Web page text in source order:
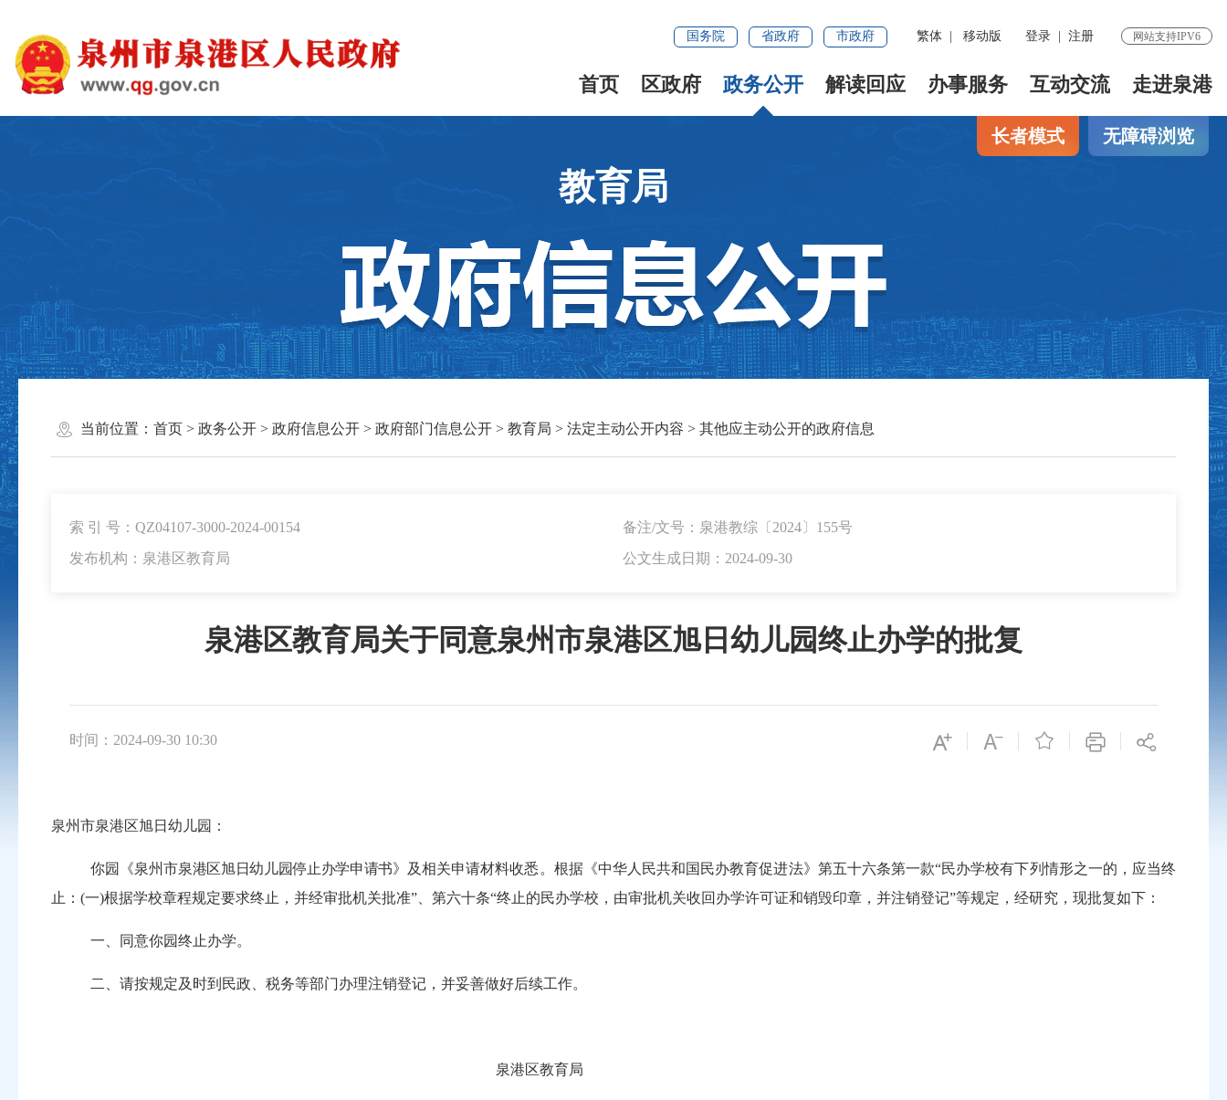
国务院 省政府 市政府 繁体 移动版 登录 注册 网站支持IPV6
首页 区政府 政务公开 解读回应 办事服务 互动交流 走进泉港
长者模式 无障碍浏览
教育局
当前位置： 首页 > 政务公开 > 政府信息公开 > 政府部门信息公开 > 教育局 > 法定主动公开内容 > 其他应主动公开的政府信息
索 引 号：QZ04107-3000-2024-00154
备注/文号：泉港教综〔2024〕155号
发布机构：泉港区教育局
公文生成日期：2024-09-30
泉港区教育局关于同意泉州市泉港区旭日幼儿园终止办学的批复
时间：2024-09-30 10:30 
泉州市泉港区旭日幼儿园：
你园 《泉州市泉港区旭日幼儿园停止办学申请书》及相关申请材料收悉。根据《中华人民共和国民办教育促进法》第五十六条第一款“民办学校有下列情形之一的，应当终
止： (一)根据学校章程规定要求终止，并经审批机关批准” 、第六十条“终止的民办学校，由审批机关收回办学许可证和销毁印章，并注销登记”等规定，经研究，现批复如下：
一、同意你园终止办学。
二、请按规定及时到民政、税务等部门办理注销登记，并妥善做好后续工作。
泉港区教育局